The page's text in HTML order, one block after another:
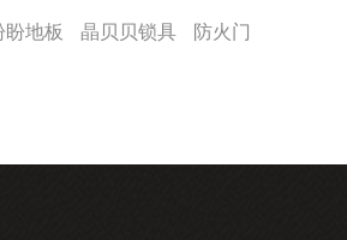
盼地板 晶贝贝锁具 防火门